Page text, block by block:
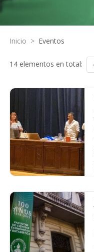
Inicio > Eventos
14 elementos en total: